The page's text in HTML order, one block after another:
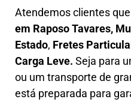
Atendemos clientes
em Raposo Tavares, M
Estado, Fretes
Carga Leve. Seja para
ou um transporte de
está preparada para